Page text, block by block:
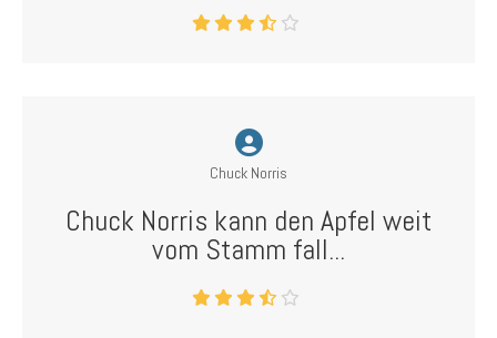
Chuck Norris
Chuck Norris kann den Apfel weit
vom Stamm fall...